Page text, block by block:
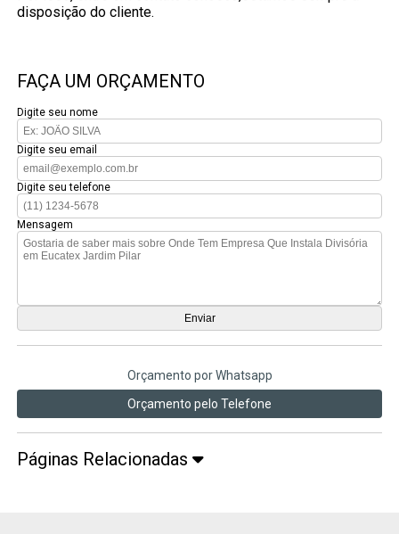
disposição do cliente.
FAÇA UM ORÇAMENTO
Digite seu nome
Digite seu email
Digite seu telefone
Mensagem
Orçamento por Whatsapp
Orçamento pelo Telefone
Páginas Relacionadas